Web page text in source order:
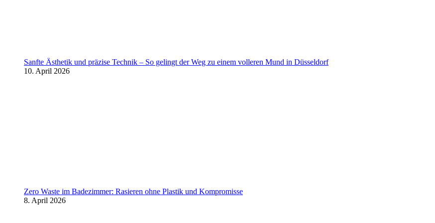
Sanfte Ästhetik und präzise Technik – So gelingt der Weg zu einem volleren Mund in Düsseldorf
10. April 2026
Zero Waste im Badezimmer: Rasieren ohne Plastik und Kompromisse
8. April 2026